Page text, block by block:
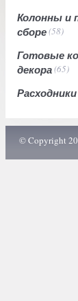
Колонны и
сборе(58)
Готовые
декора(65)
Расходники
© Copyright